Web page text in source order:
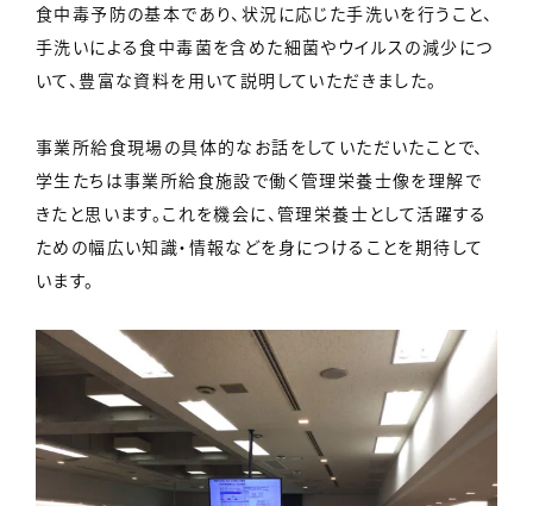
食中毒予防の基本であり、状況に応じた手洗いを行うこと、
手洗いによる食中毒菌を含めた細菌やウイルスの減少につ
いて、豊富な資料を用いて説明していただきました。
事業所給食現場の具体的なお話をしていただいたことで、
学生たちは事業所給食施設で働く管理栄養士像を理解で
きたと思います。これを機会に、管理栄養士として活躍する
ための幅広い知識・情報などを身につけることを期待して
います。